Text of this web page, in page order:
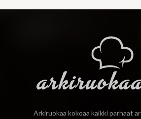
Arkiruokaa kokoaa kaikki parhaat